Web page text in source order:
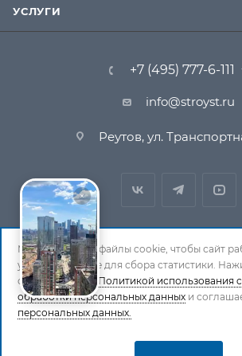
УСЛУГИ
+7 (495) 777-6-111
info@stroyst.ru
Реутов, ул.
© 1994-2026 СтройСистема. Все
копировании материалов ссылка
источник обязательна.
Мы используем файлы cookie, чтобы сайт
удобнее, а также для сбора статистики.
соглашаетесь сПолитикой использования
обработки персональных данных и
персональных данных.